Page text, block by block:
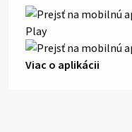
Viac o aplikácii